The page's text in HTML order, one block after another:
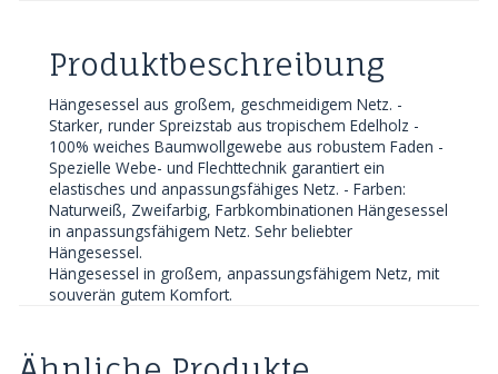
Produktbeschreibung
Hängesessel aus großem, geschmeidigem Netz. -
Starker, runder Spreizstab aus tropischem Edelholz -
100% weiches Baumwollgewebe aus robustem Faden -
Spezielle Webe- und Flechttechnik garantiert ein
elastisches und anpassungsfähiges Netz. - Farben:
Naturweiß, Zweifarbig, Farbkombinationen Hängesessel
in anpassungsfähigem Netz. Sehr beliebter
Hängesessel.
Hängesessel in großem, anpassungsfähigem Netz, mit
souverän gutem Komfort.